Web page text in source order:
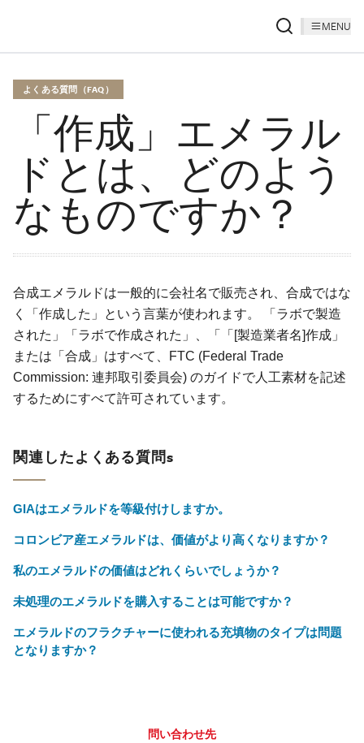
MENU
よくある質問（FAQ）
「作成」エメラル
ドとは、どのよう
なものですか？
合成エメラルドは一般的に会社名で販売され、合成ではな
く「作成した」という言葉が使われます。 「ラボで製造
された」「ラボで作成された」、「「[製造業者名]作成」
または「合成」はすべて、FTC (Federal Trade
Commission: 連邦取引委員会) のガイドで人工素材を記述
するためにすべて許可されています。
関連したよくある質問s
GIAはエメラルドを等級付けしますか。
コロンビア産エメラルドは、価値がより高くなりますか？
私のエメラルドの価値はどれくらいでしょうか？
未処理のエメラルドを購入することは可能ですか？
エメラルドのフラクチャーに使われる充填物のタイプは問題
となりますか？
問い合わせ先